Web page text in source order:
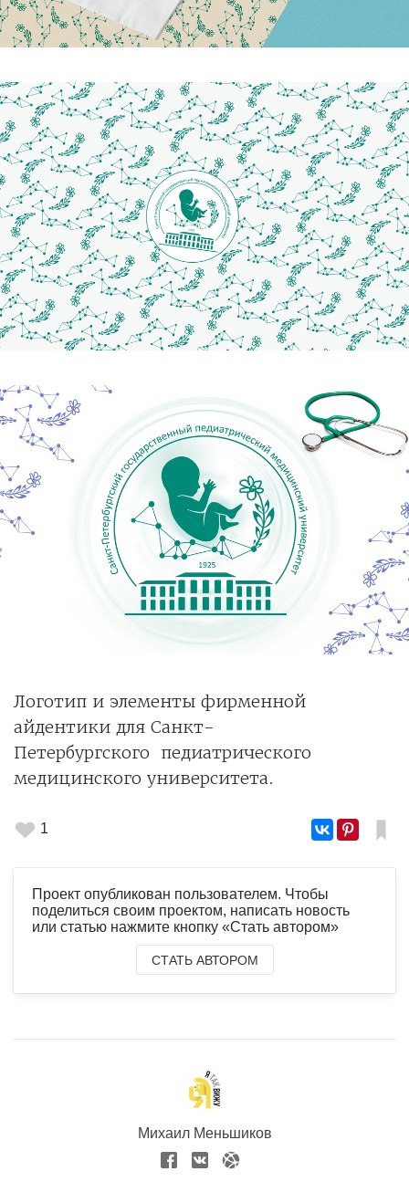
Логотип и элементы фирменной
айдентики для Санкт-
Петербургского педиатрического
медицинского университета.
1
Проект опубликован пользователем. Чтобы
поделиться своим проектом, написать новость
или статью нажмите кнопку «Стать автором»
СТАТЬ АВТОРОМ
Михаил Меньшиков